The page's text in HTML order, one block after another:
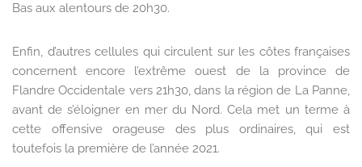
Bas aux alentours de 20h30.
Enfin, d’autres cellules qui circulent sur les côtes françaises
concernent encore l’extrême ouest de la province de
Flandre Occidentale vers 21h30, dans la région de La Panne,
avant de s’éloigner en mer du Nord. Cela met un terme à
cette offensive orageuse des plus ordinaires, qui est
toutefois la première de l’année 2021.